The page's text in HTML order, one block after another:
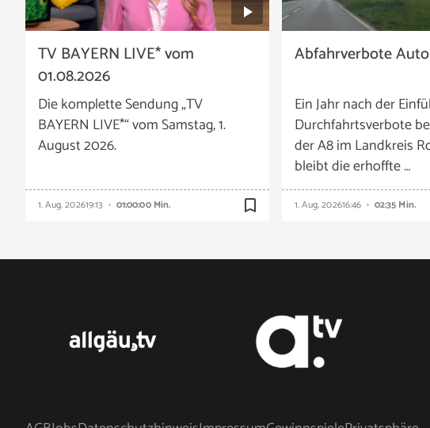
TV BAYERN LIVE* vom
01.08.2026
Die komplette Sendung „TV
BAYERN LIVE*“ vom Samstag, 1.
August 2026.
1. Aug. 202619:13 01:00:00 Min. bookmark_border
Abfahrverbote
Ein Jahr nach der
Durchfahrtsverbote
der A8 im Landkreis
bleibt die erhoffte …
1. Aug. 202616:46 02:35 Min.